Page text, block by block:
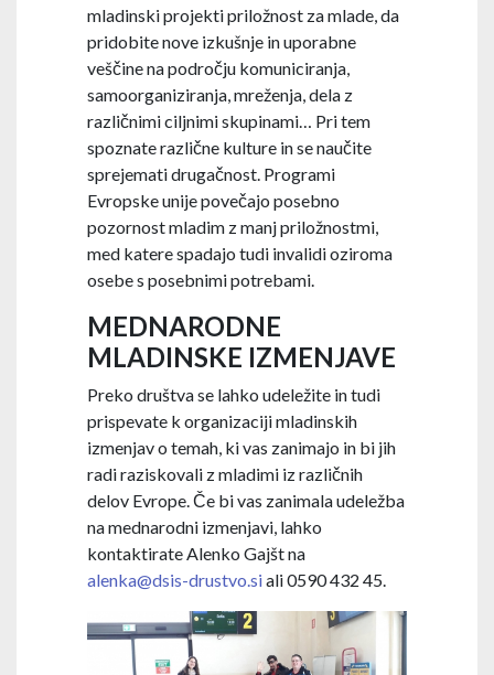
mladinski projekti priložnost za mlade, da
pridobite nove izkušnje in uporabne
veščine na področju komuniciranja,
samoorganiziranja, mreženja, dela z
različnimi ciljnimi skupinami… Pri tem
spoznate različne kulture in se naučite
sprejemati drugačnost. Programi
Evropske unije povečajo posebno
pozornost mladim z manj priložnostmi,
med katere spadajo tudi invalidi oziroma
osebe s posebnimi potrebami.
MEDNARODNE
MLADINSKE IZMENJAVE
Preko društva se lahko udeležite in tudi
prispevate k organizaciji mladinskih
izmenjav o temah, ki vas zanimajo in bi jih
radi raziskovali z mladimi iz različnih
delov Evrope. Če bi vas zanimala udeležba
na mednarodni izmenjavi, lahko
kontaktirate Alenko Gajšt na
alenka@dsis-drustvo.siali 0590 432 45.